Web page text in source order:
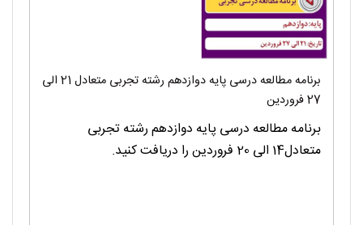
برنامه مطالعه درسی پایه دوازدهم رشته تجربی متعادل 21 الی
27 فروردین
برنامه مطالعه درسی پایه دوازدهم رشته تجربی
متعادل14 الی 20 فروردین را دریافت کنید.